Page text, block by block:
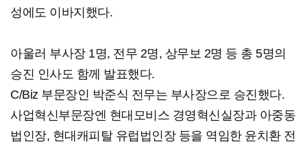
성에도 이바지했다.
아울러 부사장 1명, 전무 2명, 상무보 2명 등 총 5명의
승진 인사도 함께 발표했다.
C/Biz 부문장인 박준식 전무는 부사장으로 승진했다.
사업혁신부문장엔 현대모비스 경영혁신실장과 아중동
법인장, 현대캐피탈 유럽법인장 등을 역임한 윤치환 전